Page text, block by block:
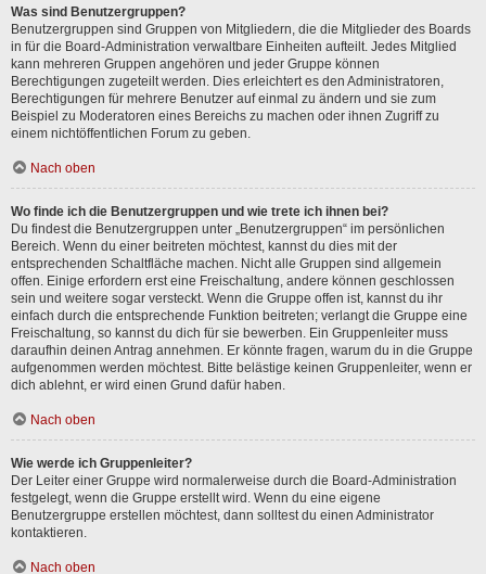
Was sind Benutzergruppen?
Benutzergruppen sind Gruppen von Mitgliedern, die die Mitglieder des Boards
in für die Board-Administration verwaltbare Einheiten aufteilt. Jedes Mitglied
kann mehreren Gruppen angehören und jeder Gruppe können
Berechtigungen zugeteilt werden. Dies erleichtert es den Administratoren,
Berechtigungen für mehrere Benutzer auf einmal zu ändern und sie zum
Beispiel zu Moderatoren eines Bereichs zu machen oder ihnen Zugriff zu
einem nichtöffentlichen Forum zu geben.
Nach oben
Wo finde ich die Benutzergruppen und wie trete ich ihnen bei?
Du findest die Benutzergruppen unter „Benutzergruppen“ im persönlichen
Bereich. Wenn du einer beitreten möchtest, kannst du dies mit der
entsprechenden Schaltfläche machen. Nicht alle Gruppen sind allgemein
offen. Einige erfordern erst eine Freischaltung, andere können geschlossen
sein und weitere sogar versteckt. Wenn die Gruppe offen ist, kannst du ihr
einfach durch die entsprechende Funktion beitreten; verlangt die Gruppe eine
Freischaltung, so kannst du dich für sie bewerben. Ein Gruppenleiter muss
daraufhin deinen Antrag annehmen. Er könnte fragen, warum du in die Gruppe
aufgenommen werden möchtest. Bitte belästige keinen Gruppenleiter, wenn er
dich ablehnt, er wird einen Grund dafür haben.
Nach oben
Wie werde ich Gruppenleiter?
Der Leiter einer Gruppe wird normalerweise durch die Board-Administration
festgelegt, wenn die Gruppe erstellt wird. Wenn du eine eigene
Benutzergruppe erstellen möchtest, dann solltest du einen Administrator
kontaktieren.
Nach oben